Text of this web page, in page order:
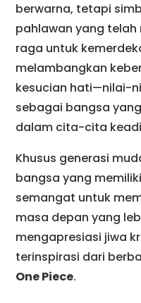
berwarna, tetapi
pahlawan yang
raga untuk
melambangkan
kesucian hati—nilai-
sebagai bangsa
dalam cita-cita
Khusus generasi
bangsa yang
semangat untuk
masa depan yang
mengapresiasi jiwa
terinspirasi dari
One Piece.